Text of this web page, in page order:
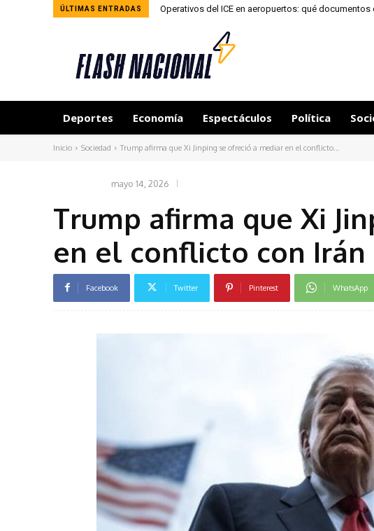
ÚLTIMAS ENTRADAS
Operativos del ICE en aeropuertos: qué
Deportes Economía Espectáculos Política
Inicio Sociedad Trump afirma que Xi Jinping se ofreció a mediar en el conflicto...
mayo 14, 2026
Trump afirma que Xi
en el conflicto con Irán
Facebook Twitter Pinterest WhatsApp